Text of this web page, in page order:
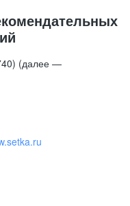
(далее —